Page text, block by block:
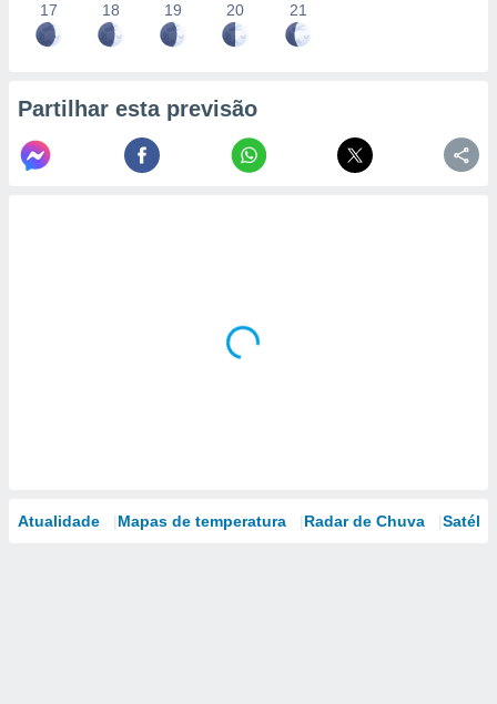
17 18 19 20 21
Partilhar esta previsão
Atualidade Mapas de temperatura Radar de Chuva